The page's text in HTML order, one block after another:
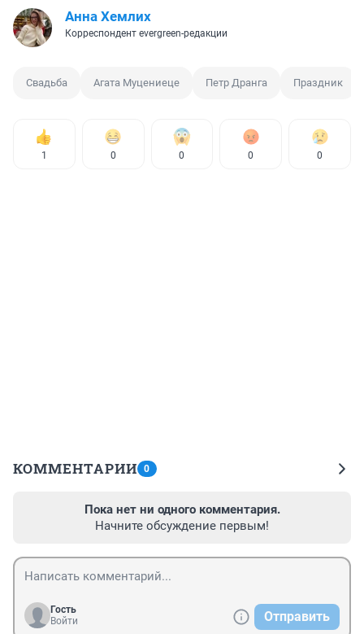
Анна Хемлих
Корреспондент evergreen-редакции
Свадьба Агата Муцениеце Петр Дранга Праздник
1 0 0 0 0
КОММЕНТАРИИ 0
Пока нет ни одного комментария.
Начните обсуждение первым!
Гость
Войти
Отправить